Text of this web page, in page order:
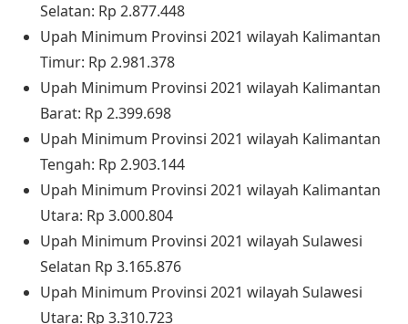
Selatan: Rp 2.877.448
Upah Minimum Provinsi 2021 wilayah Kalimantan
Timur: Rp 2.981.378
Upah Minimum Provinsi 2021 wilayah Kalimantan
Barat: Rp 2.399.698
Upah Minimum Provinsi 2021 wilayah Kalimantan
Tengah: Rp 2.903.144
Upah Minimum Provinsi 2021 wilayah Kalimantan
Utara: Rp 3.000.804
Upah Minimum Provinsi 2021 wilayah Sulawesi
Selatan Rp 3.165.876
Upah Minimum Provinsi 2021 wilayah Sulawesi
Utara: Rp 3.310.723